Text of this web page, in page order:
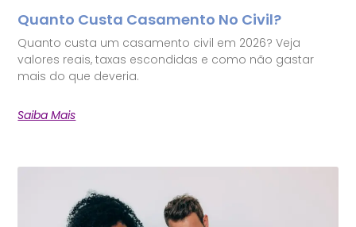
Quanto Custa Casamento No Civil?
Quanto custa um casamento civil em 2026? Veja
valores reais, taxas escondidas e como não gastar
mais do que deveria.
Saiba Mais